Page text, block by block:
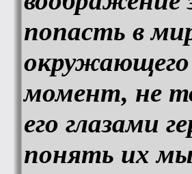
попасть в
момент, не
его глазами
понять их